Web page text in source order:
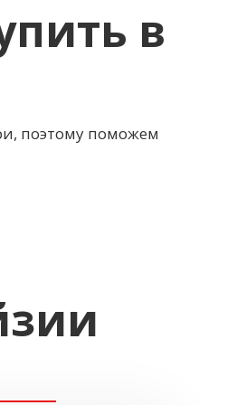
в
поэтому поможем